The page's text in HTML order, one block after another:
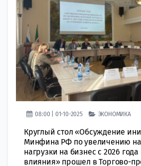
08:00 | 01-10-2025 ЭКОНОМИКА
Круглый стол «Обсуждение
Минфина РФ по увеличению
нагрузки на бизнес с 2026
влияния» прошел в Торгово-